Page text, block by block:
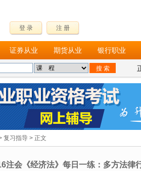
登 录 注 册
证券从业 期货从业 银行职业
复习指导 > 正文
注会《经济法》每日一练：多方法律